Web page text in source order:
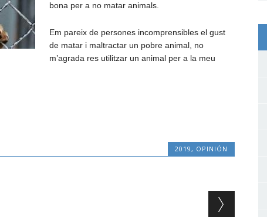
bona per a no matar animals.
Em pareix de persones incomprensibles el gust
de matar i maltractar un pobre animal, no
m’agrada res utilitzar un animal per a la meu
2019, OPINIÓN